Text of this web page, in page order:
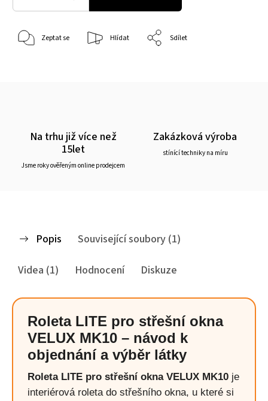
Zeptat se Hlídat Sdílet
Na trhu již více než
15let
Jsme roky ověřeným online prodejcem
Zakázková výroba
stínící techniky na míru
Popis
Související soubory (1)
Videa (1)
Hodnocení Diskuze
Roleta LITE pro střešní okna
VELUX MK10 – návod k
objednání a výběr látky
Roleta LITE pro střešní okna VELUX MK10 je
interiérová roleta do střešního okna, u které si